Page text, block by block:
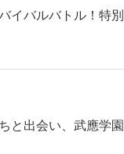
イバルバトル！特別
と出会い、武應学園